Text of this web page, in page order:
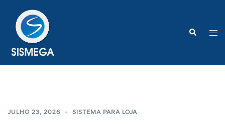
para
conteúdo
Search
JULHO 23, 2026 SISTEMA PARA LOJA